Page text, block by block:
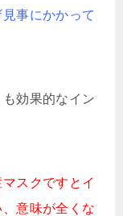
事にかかって
効果的なイン
スクですとイ
意味が全くな